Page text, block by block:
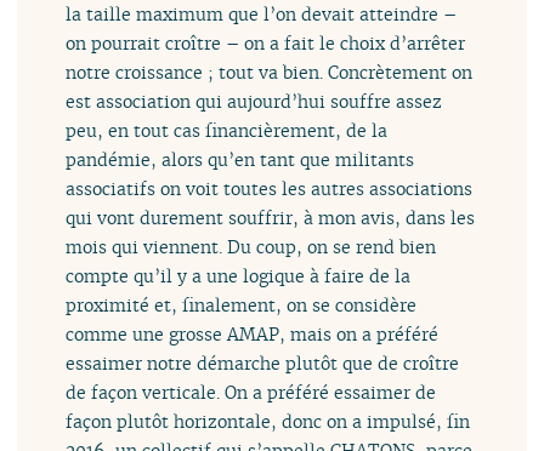
la taille maximum que l’on devait atteindre –
on pourrait croître – on a fait le choix d’arrêter
notre croissance ; tout va bien. Concrètement on
est association qui aujourd’hui souffre assez
peu, en tout cas financièrement, de la
pandémie, alors qu’en tant que militants
associatifs on voit toutes les autres associations
qui vont durement souffrir, à mon avis, dans les
mois qui viennent. Du coup, on se rend bien
compte qu’il y a une logique à faire de la
proximité et, finalement, on se considère
comme une grosse AMAP, mais on a préféré
essaimer notre démarche plutôt que de croître
de façon verticale. On a préféré essaimer de
façon plutôt horizontale, donc on a impulsé, fin